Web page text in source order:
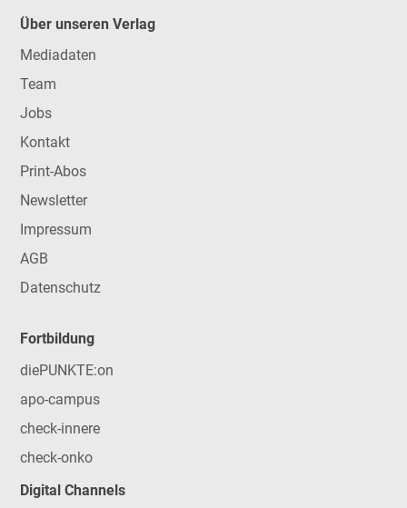
Über unseren Verlag
Mediadaten
Team
Jobs
Kontakt
Print-Abos
Newsletter
Impressum
AGB
Datenschutz
Fortbildung
diePUNKTE:on
apo-campus
check-innere
check-onko
Digital Channels